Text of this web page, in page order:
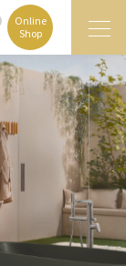
Online
Shop